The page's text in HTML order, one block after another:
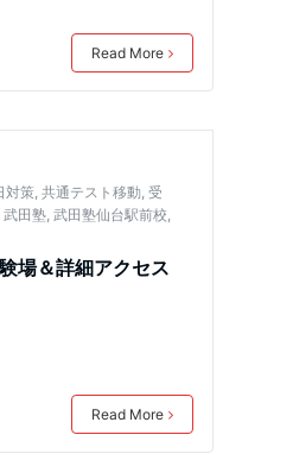
Read More
対策 ,共通テスト移動 ,受
,武田塾 ,武田塾仙台駅前校
場＆詳細アクセス
Read More